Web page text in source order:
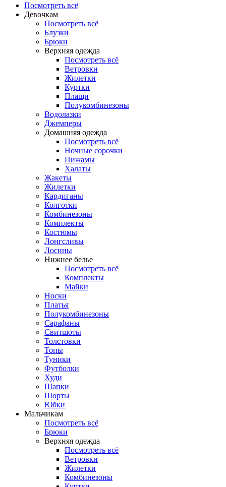
Посмотреть всё
Девочкам
Посмотреть всё
Блузки
Брюки
Верхняя одежда
Посмотреть всё
Ветровки
Жилетки
Куртки
Плащи
Полукомбинезоны
Водолазки
Джемперы
Домашняя одежда
Посмотреть всё
Ночные сорочки
Пижамы
Халаты
Жакеты
Жилетки
Кардиганы
Колготки
Комбинезоны
Комплекты
Костюмы
Лонгсливы
Лосины
Нижнее белье
Посмотреть всё
Комплекты
Майки
Носки
Платья
Полукомбинезоны
Сарафаны
Свитшоты
Толстовки
Топы
Туники
Футболки
Худи
Шапки
Шорты
Юбки
Мальчикам
Посмотреть всё
Брюки
Верхняя одежда
Посмотреть всё
Ветровки
Жилетки
Комбинезоны